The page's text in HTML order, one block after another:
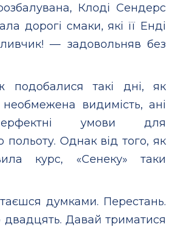
Клоді Сендерс
дорогі смаки, які її Енді
— задовольняв без
подобалися такі дні, як
необмежена видимість, ані
умови для
польоту. Однак від того, як
курс, «Сенеку» таки
думками. Перестань.
двадцять. Давай триматися